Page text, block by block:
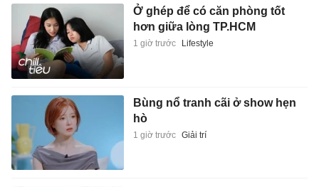
Ở ghép để có căn phòng tốt
hơn giữa lòng TP.HCM
1 giờ trước Lifestyle
Bùng nổ tranh cãi ở show hẹn
hò
1 giờ trước Giải trí